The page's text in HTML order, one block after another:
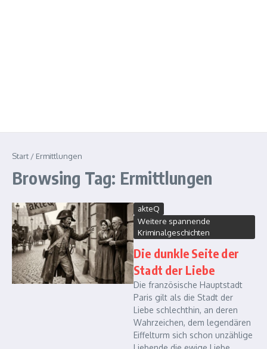
Start / Ermittlungen
Browsing Tag: Ermittlungen
akteQ
Weitere spannende
Kriminalgeschichten
Die dunkle Seite der
Stadt der Liebe
Die französische Hauptstadt
Paris gilt als die Stadt der
Liebe schlechthin, an deren
Wahrzeichen, dem legendären
Eiffelturm sich schon unzählige